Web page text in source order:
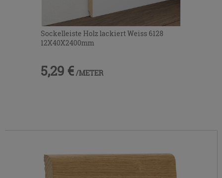
Sockelleiste Holz lackiert Weiss 6128
12X40X2400mm
5,29 € /METER